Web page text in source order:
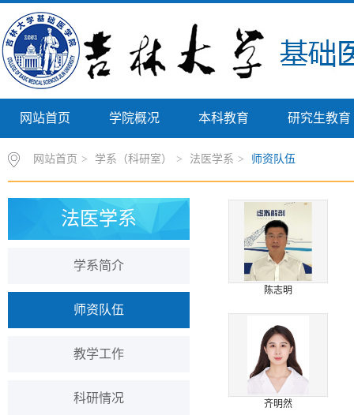
网站首页 学院概况 本科教育 研究生教育
网站首页 > 学系（科研室） > 法医学系 > 师资队伍
法医学系
学系简介
师资队伍
教学工作
科研情况
陈志明
齐明然